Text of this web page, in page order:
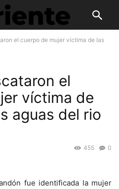
el cuerpo de mujer víctima de las
el
víctima de
aguas del rio
0
455
fue identificada la mujer